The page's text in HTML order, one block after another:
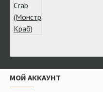
МОЙ АККАУНТ